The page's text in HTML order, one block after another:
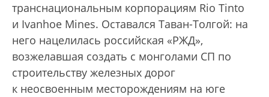
транснациональным корпорациям Rio Tinto
и Ivanhoe Mines. Оставался Таван-Толгой: на
него нацелилась российская «РЖД»,
возжелавшая создать с монголами СП по
строительству железных дорог
к неосвоенным месторождениям на юге